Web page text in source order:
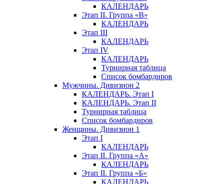
КАЛЕНДАРЬ
Этап II. Группа «В»
КАЛЕНДАРЬ
Этап III
КАЛЕНДАРЬ
Этап IV
КАЛЕНДАРЬ
Турнирная таблица
Список бомбардиров
Мужчины. Дивизион 2
КАЛЕНДАРЬ. Этап I
КАЛЕНДАРЬ. Этап II
Турнирная таблица
Список бомбардиров
Женщины. Дивизион 1
Этап I
КАЛЕНДАРЬ
Этап II. Группа «А»
КАЛЕНДАРЬ
Этап II. Группа «Б»
КАЛЕНДАРЬ